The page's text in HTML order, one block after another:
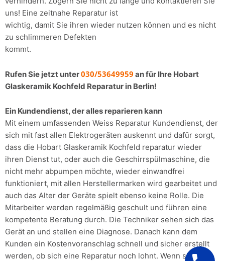
uns! Eine zeitnahe Reparatur ist
wichtig, damit Sie ihren wieder nutzen können und es nicht
zu schlimmeren Defekten
kommt.
Rufen Sie jetzt unter030/53649959 an für Ihre Hobart
Glaskeramik Kochfeld Reparatur in Berlin!
Ein Kundendienst, der alles reparieren kann
Mit einem umfassenden Weiss Reparatur Kundendienst, der
sich mit fast allen Elektrogeräten auskennt und dafür sorgt,
dass die Hobart Glaskeramik Kochfeld reparatur wieder
ihren Dienst tut, oder auch die Geschirrspülmaschine, die
nicht mehr abpumpen möchte, wieder einwandfrei
funktioniert, mit allen Herstellermarken wird gearbeitet und
auch das Alter der Geräte spielt ebenso keine Rolle. Die
Mitarbeiter werden regelmäßig geschult und führen eine
kompetente Beratung durch. Die Techniker sehen sich das
Gerät an und stellen eine Diagnose. Danach kann dem
Kunden ein Kostenvoranschlag schnell und sicher erstellt
werden, ob sich eine Reparatur noch lohnt. Wenn sich ein